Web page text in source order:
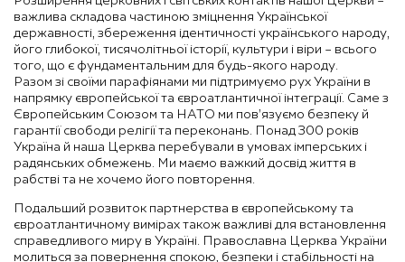
важлива складова частиною зміцнення Української
державності, збереження ідентичності українського народу,
його глибокої, тисячолітньої історії, культури і віри – всього
того, що є фундаментальним для будь-якого народу.
Разом зі своїми парафіянами ми підтримуємо рух України в
напрямку європейської та євроатлантичної інтеграції. Саме з
Європейським Союзом та НАТО ми пов’язуємо безпеку й
гарантії свободи релігії та переконань. Понад 300 років
Україна й наша Церква перебували в умовах імперських і
радянських обмежень. Ми маємо важкий досвід життя в
рабстві та не хочемо його повторення.
Подальший розвиток партнерства в європейському та
євроатлантичному вимірах також важливі для встановлення
справедливого миру в Україні. Православна Церква України
молиться за повернення спокою, безпеки і стабільності на